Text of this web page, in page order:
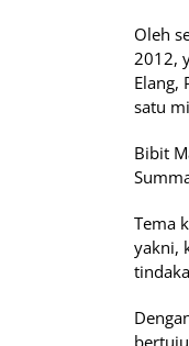
Oleh
2012,
Elang,
satu
Bibit
Tema
yakni,